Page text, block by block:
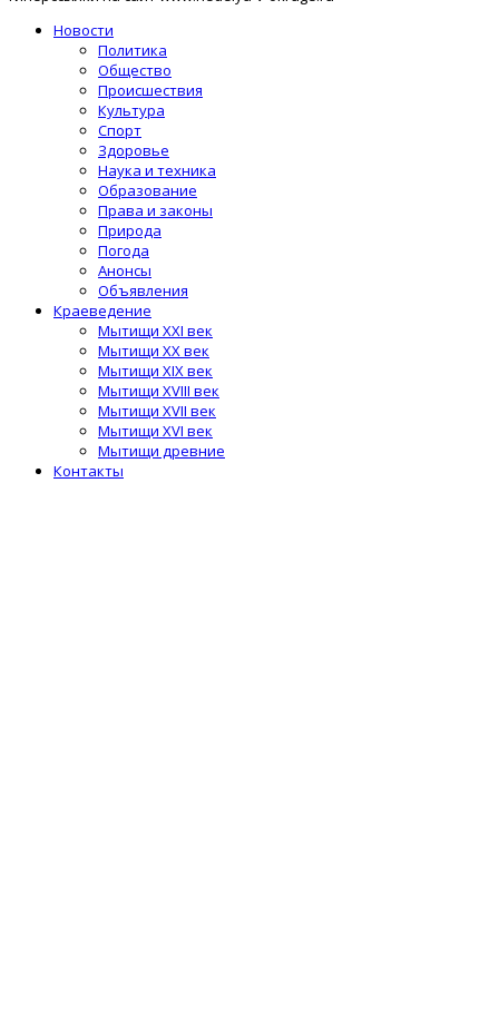
Новости
Политика
Общество
Происшествия
Культура
Спорт
Здоровье
Наука и техника
Образование
Права и законы
Природа
Погода
Анонсы
Объявления
Краеведение
Мытищи XXI век
Мытищи XX век
Мытищи XIX век
Мытищи XVIII век
Мытищи XVII век
Мытищи XVI век
Мытищи древние
Контакты